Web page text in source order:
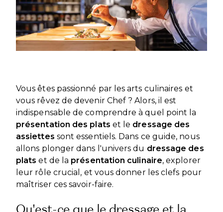
PARTENARIATS
SPONSORS ET PARTENAIRES
VISITEZ NOS CAMPUS
VISITEZ NOS CAMPUS
NOS CAMPUS A L’INTERNATIONAL
NOS CERTIFICATIONS
DÉVELOPPEMENT INTERNATIONAL
NOS FRANCHISES
DEVENEZ FRANCHISÉ
CANDIDATER
BLOG
PASSER À L'ANGLAIS
PASSER À L'ANGLAIS
Vous êtes passionné par les arts culinaires et
vous rêvez de devenir Chef ? Alors, il est
indispensable de comprendre à quel point la
présentation des plats et le dressage des
assiettes sont essentiels. Dans ce guide, nous
allons plonger dans l'univers du dressage des
plats et de la présentation culinaire, explorer
leur rôle crucial, et vous donner les clefs pour
maîtriser ces savoir-faire.